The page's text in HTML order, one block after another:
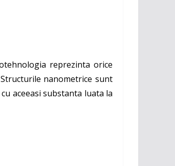
reprezinta orice
nanometrice sunt
aceeasi substanta luata la